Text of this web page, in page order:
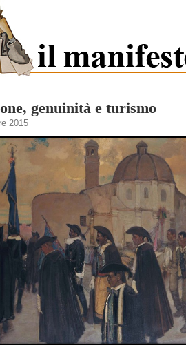
genuinità e turismo
2015